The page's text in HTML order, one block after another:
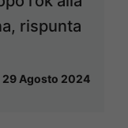
rispunta
29 Agosto 2024